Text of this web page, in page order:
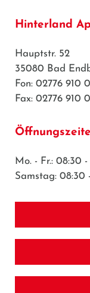
Hinterland
Hauptstr. 52
35080 Bad
Fon: 02776 910
Fax: 02776 910
Mo. - Fr.: 08:30
Samstag: 08:30